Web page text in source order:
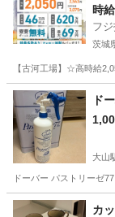
時
フ
茨城
【古河工場】☆高時給
茨城 古河市
大山
ドーバー パストリーゼ
東京 板橋区
カ